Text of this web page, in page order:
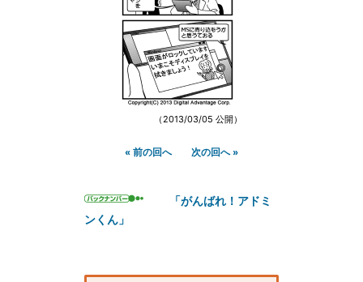
（2013/03/05 公開）
« 前の回へ 次の回へ »
「がんばれ！アドミ
ンくん」